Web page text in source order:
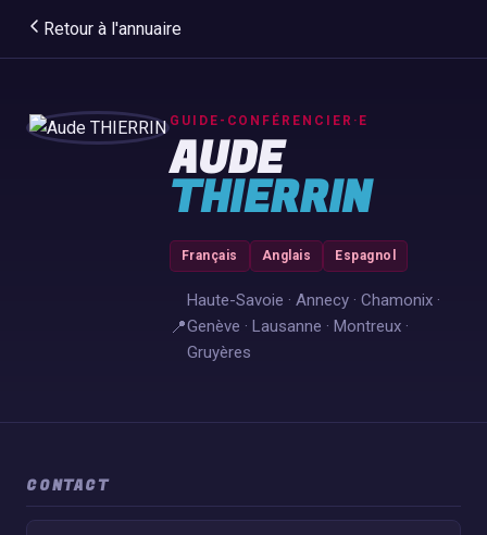
Retour à l'annuaire
GUIDE-CONFÉRENCIER·E
AUDE
THIERRIN
Français Anglais Espagnol
📍
Haute-Savoie · Annecy · Chamonix ·
Genève · Lausanne · Montreux ·
Gruyères
CONTACT